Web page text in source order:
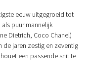
eeuw uitgegroeid tot
puur mannelijk
Dietrich, Coco Chanel)
de jaren zestig en zeventig
een passende snit te